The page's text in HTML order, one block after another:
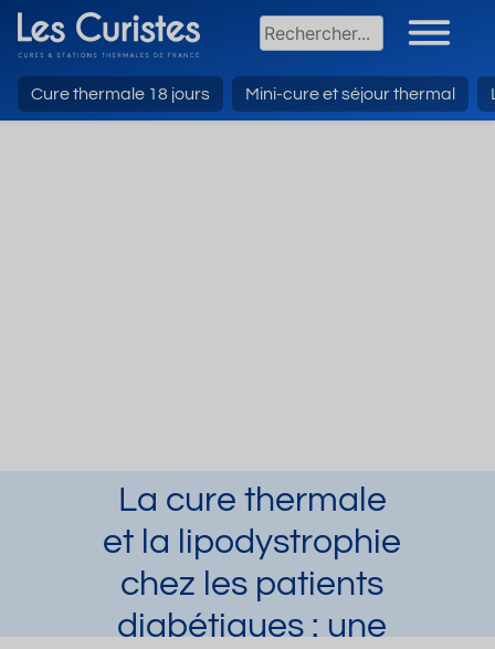
Cure thermale 18 jours Mini-cure et séjour thermal
La cure thermale
et la lipodystrophie
chez les patients
diabétiques : une